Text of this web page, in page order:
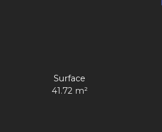
Surface
41.72 m²